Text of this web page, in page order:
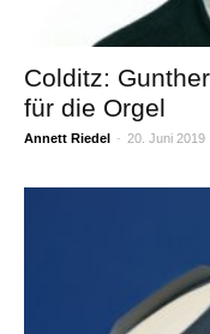
Colditz:
für die Orgel
Annett Riedel - 20. Juni 2019